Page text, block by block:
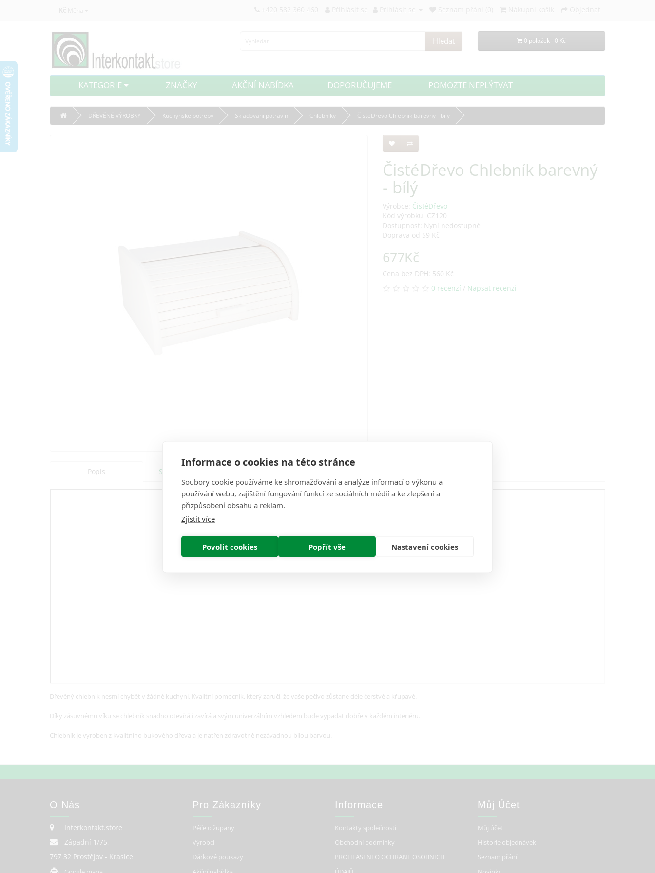
Informace o cookies na této stránce
Soubory cookie používáme ke shromažďování a analýze informací o výkonu a
používání webu, zajištění fungování funkcí ze sociálních médií a ke zlepšení a
přizpůsobení obsahu a reklam.
Zjistit více
Povolit cookies Popřít vše Nastavení cookies
Kč Měna +420 582 360 460 Přihlásit se Přihlásit se Seznam přání (0) Objednat
Hledat 0 položek - 0 Kč
KATEGORIE ZNAČKY AKČNÍ NABÍDKA DOPORUČUJEME POMOZTE NEPLÝTVAT
DŘEVĚNÉ VÝROBKY Kuchyňské potřeby Skladování potravin Chlebníky ČistéDřevo Chlebník barevný - bílý
ČistéDřevo Chlebník barevný
- bílý
Výrobce: ČistéDřevo
Kód výrobku: CZ120
Dostupnost: Nyní nedostupné
Doprava od 59 Kč
677Kč
Cena bez DPH: 560 Kč
0 recenzí / Napsat recenzi
Popis Specifikace
Dřevěný chlebník nesmí chybět v žádné kuchyni. Kvalitní pomocník, který zaručí, že vaše pečivo zůstane déle čerstvé a křupavé.
Díky zásuvnému víku se chlebník snadno otevírá i zavírá a svým univerzálním vzhledem bude vypadat dobře v každém interiéru.
Chlebník je vyroben z kvalitního bukového dřeva a je natřen zdravotně nezávadnou bílou barvou.
O Nás
Interkontakt.store
Západní 1/75,
797 32 Prostějov - Krasice
Pro Zákazníky
Péče o župany
Výrobci
Dárkové poukazy
Informace
Kontakty společnosti
Obchodní podmínky
PROHLÁŠENÍ O OCHRANĚ OSOBNÍCH
Můj Účet
Můj účet
Historie objednávek
Seznam přání